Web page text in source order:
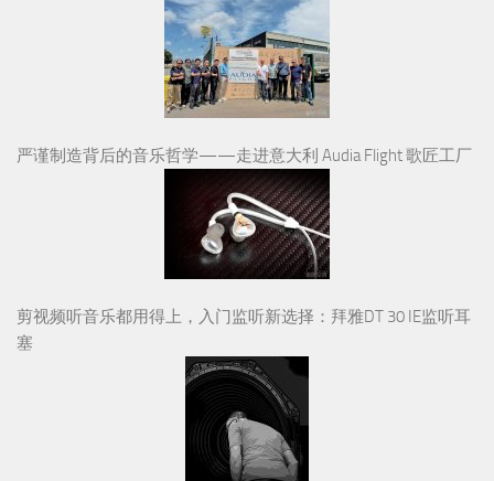
严谨制造背后的音乐哲学——走进意大利 Audia Flight 歌匠工厂
剪视频听音乐都用得上，入门监听新选择：拜雅DT 30 IE监听耳
塞